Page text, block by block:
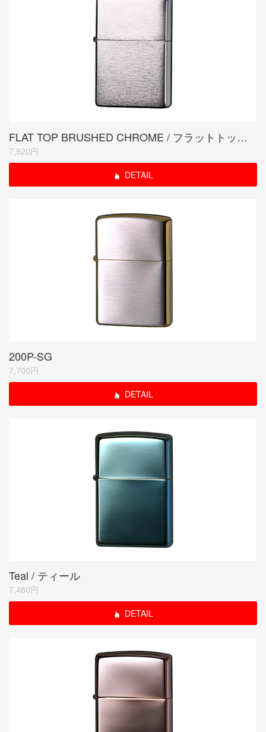
FLAT TOP BRUSHED CHROME / フラットトップ クローム サテーナ
7,920円
DETAIL
200P-SG
7,700円
DETAIL
Teal / ティール
7,480円
DETAIL